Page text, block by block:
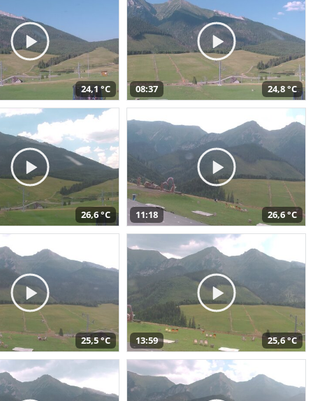
24,1 °C 08:37 24,8 °C
26,6 °C 11:18 26,6 °C
25,5 °C 13:59 25,6 °C